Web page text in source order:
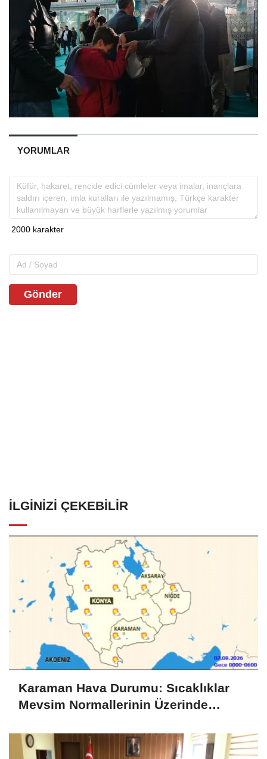
YORUMLAR
Gönder
İLGINIZI ÇEKEBILIR
Karaman Hava Durumu: Sıcaklıklar
Mevsim Normallerinin Üzerinde